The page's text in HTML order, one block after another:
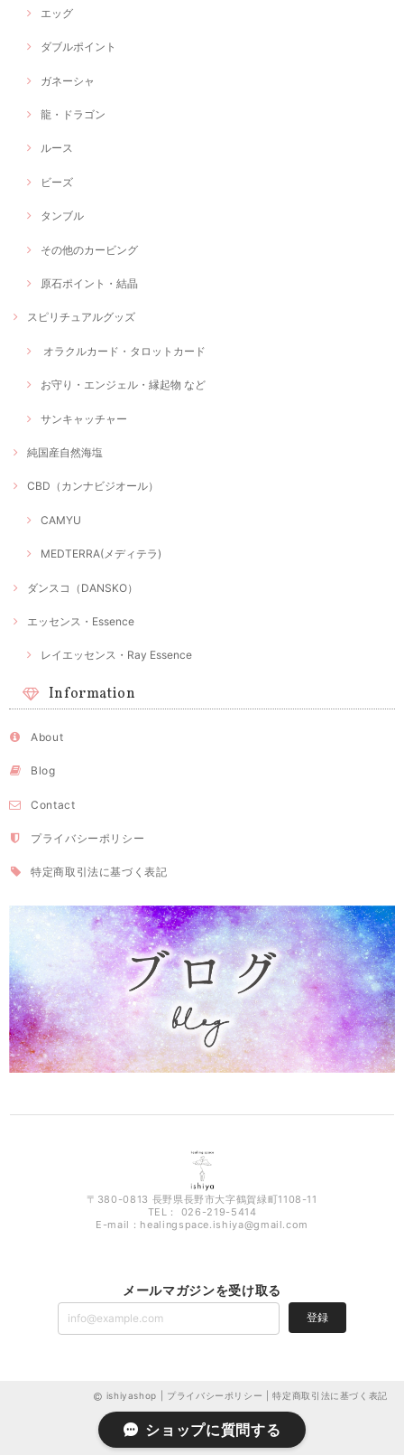
エッグ
ダブルポイント
ガネーシャ
龍・ドラゴン
ルース
ビーズ
タンブル
その他のカービング
原石ポイント・結晶
スピリチュアルグッズ
オラクルカード・タロットカード
お守り・エンジェル・縁起物 など
サンキャッチャー
純国産自然海塩
CBD（カンナビジオール）
CAMYU
MEDTERRA(メディテラ)
ダンスコ（DANSKO）
エッセンス・Essence
レイエッセンス・Ray Essence
Information
About
Blog
Contact
プライバシーポリシー
特定商取引法に基づく表記
〒380-0813 長野県長野市大字鶴賀緑町1108-11
TEL： 026-219-5414
E-mail： healingspace.ishiya@gmail.com
メールマガジンを受け取る
登録
ishiyashop | プライバシーポリシー |特定商取引法に基づく表記
ショップに質問する